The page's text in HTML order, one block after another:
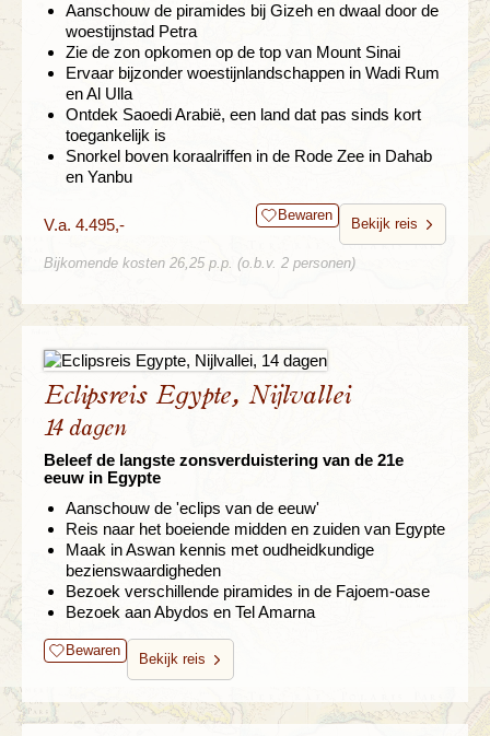
Aanschouw de piramides bij Gizeh en dwaal door de
woestijnstad Petra
Zie de zon opkomen op de top van Mount Sinai
Ervaar bijzonder woestijnlandschappen in Wadi Rum
en Al Ulla
Ontdek Saoedi Arabië, een land dat pas sinds kort
toegankelijk is
Snorkel boven koraalriffen in de Rode Zee in Dahab
en Yanbu
V.a. 4.495,- Bewaren
Bekijk reis
Bijkomende kosten 26,25 p.p. (o.b.v. 2 personen)
Eclipsreis Egypte, Nijlvallei
14 dagen
Beleef de langste zonsverduistering van de 21e
eeuw in Egypte
Aanschouw de 'eclips van de eeuw'
Reis naar het boeiende midden en zuiden van Egypte
Maak in Aswan kennis met oudheidkundige
bezienswaardigheden
Bezoek verschillende piramides in de Fajoem-oase
Bezoek aan Abydos en Tel Amarna
Bewaren
Bekijk reis